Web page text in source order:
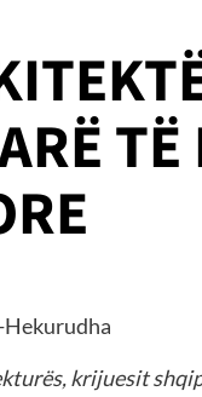
TË
krijuesit